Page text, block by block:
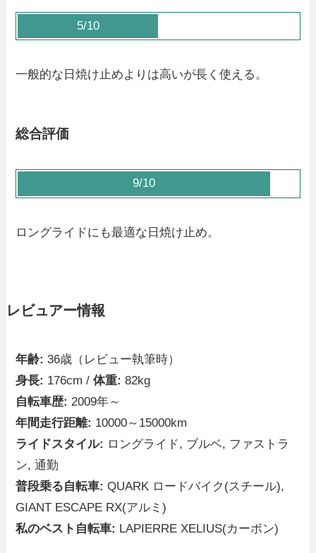
5/10
一般的な日焼け止めよりは高いが長く使える。
総合評価
9/10
ロングライドにも最適な日焼け止め。
レビュアー情報
年齢: 36歳（レビュー執筆時）
身長: 176cm /体重: 82kg
自転車歴: 2009年～
年間走行距離: 10000～15000km
ライドスタイル: ロングライド, ブルベ, ファストラ
ン, 通勤
普段乗る自転車: QUARK ロードバイク(スチール),
GIANT ESCAPE RX(アルミ)
私のベスト自転車: LAPIERRE XELIUS(カーボン)